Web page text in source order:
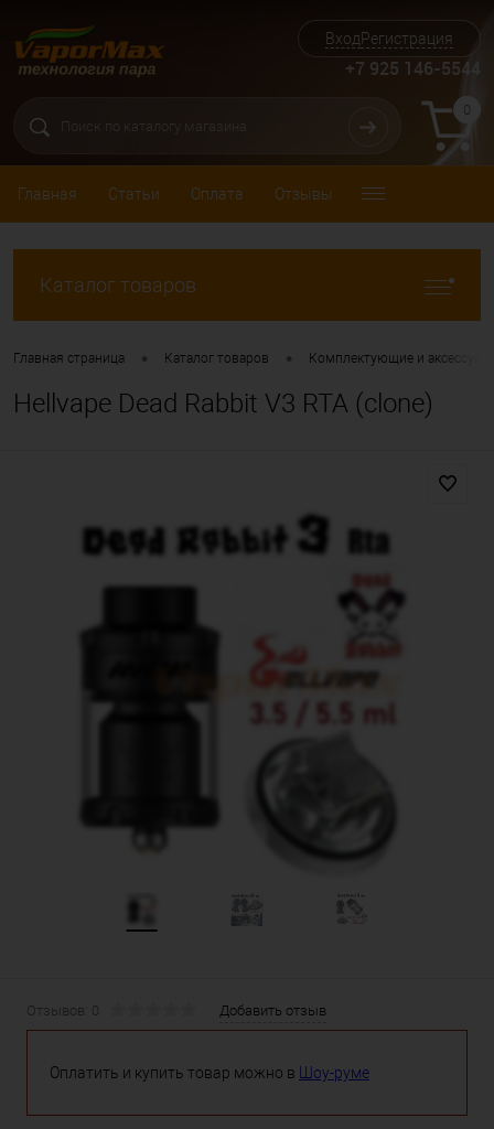
ВходРегистрация
+7 925 146-5544
0
Главная Статьи Оплата Отзывы
Каталог товаров
Главная страница • Каталог товаров • Комплектующие и
Hellvape Dead Rabbit V3 RTA (clone)
Отзывов: 0 Добавить отзыв
Оплатить и купить товар можно в Шоу-руме